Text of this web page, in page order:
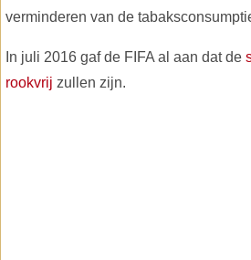
verminderen van de
In juli 2016 gaf de FIFA al aan dat de
rookvrij zullen zijn.